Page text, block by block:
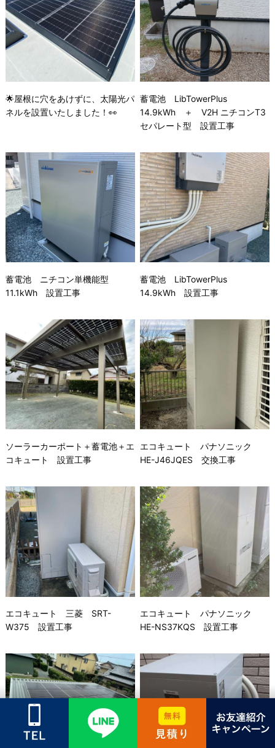
🌟屋根に穴をあけずに、太陽光パ
ネルを設置いたしました！👀
蓄電池 LibTowerPlus
14.9kWh ＋ V2H ニチコンT3
セパレート型 設置工事
蓄電池 ニチコン単機能型
11.1kWh 設置工事
蓄電池 LibTowerPlus
14.9kWh 設置工事
ソーラーカーポート＋蓄電池＋エ
コキュート 設置工事
エコキュート パナソニック
HE-J46JQES 交換工事
エコキュート 三菱 SRT-
W375 設置工事
エコキュート パナソニック
HE-NS37KQS 設置工事